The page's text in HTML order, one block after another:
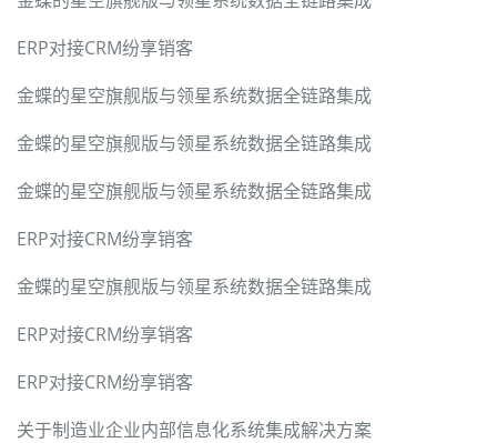
ERP对接CRM纷享销客
金蝶的星空旗舰版与领星系统数据全链路集成
金蝶的星空旗舰版与领星系统数据全链路集成
金蝶的星空旗舰版与领星系统数据全链路集成
ERP对接CRM纷享销客
金蝶的星空旗舰版与领星系统数据全链路集成
ERP对接CRM纷享销客
ERP对接CRM纷享销客
关于制造业企业内部信息化系统集成解决方案